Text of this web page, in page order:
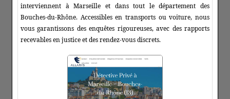
interviennent à Marseille et dans tout le département des
Bouches-du-Rhône. Accessibles en transports ou voiture, nous
vous garantissons des enquêtes rigoureuses, avec des rapports
recevables en justice et des rendez-vous discrets.